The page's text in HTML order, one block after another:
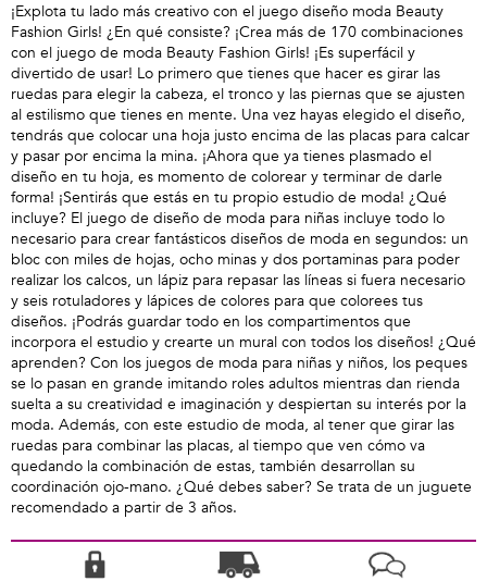
¡Explota tu lado más creativo con el juego diseño moda Beauty
Fashion Girls! ¿En qué consiste? ¡Crea más de 170 combinaciones
con el juego de moda Beauty Fashion Girls! ¡Es superfácil y
divertido de usar! Lo primero que tienes que hacer es girar las
ruedas para elegir la cabeza, el tronco y las piernas que se ajusten
al estilismo que tienes en mente. Una vez hayas elegido el diseño,
tendrás que colocar una hoja justo encima de las placas para calcar
y pasar por encima la mina. ¡Ahora que ya tienes plasmado el
diseño en tu hoja, es momento de colorear y terminar de darle
forma! ¡Sentirás que estás en tu propio estudio de moda! ¿Qué
incluye? El juego de diseño de moda para niñas incluye todo lo
necesario para crear fantásticos diseños de moda en segundos: un
bloc con miles de hojas, ocho minas y dos portaminas para poder
realizar los calcos, un lápiz para repasar las líneas si fuera necesario
y seis rotuladores y lápices de colores para que colorees tus
diseños. ¡Podrás guardar todo en los compartimentos que
incorpora el estudio y crearte un mural con todos los diseños! ¿Qué
aprenden? Con los juegos de moda para niñas y niños, los peques
se lo pasan en grande imitando roles adultos mientras dan rienda
suelta a su creatividad e imaginación y despiertan su interés por la
moda. Además, con este estudio de moda, al tener que girar las
ruedas para combinar las placas, al tiempo que ven cómo va
quedando la combinación de estas, también desarrollan su
coordinación ojo-mano. ¿Qué debes saber? Se trata de un juguete
recomendado a partir de 3 años.